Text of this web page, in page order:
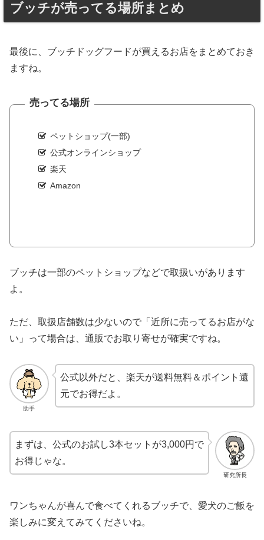
ブッチが売ってる場所まとめ
最後に、ブッチドッグフードが買えるお店をまとめておき
ますね。
売ってる場所
ペットショップ(一部)
公式オンラインショップ
楽天
Amazon
ブッチは一部のペットショップなどで取扱いがあります
よ。
ただ、取扱店舗数は少ないので「近所に売ってるお店がな
い」って場合は、通販でお取り寄せが確実ですね。
助手
公式以外だと、楽天が送料無料＆ポイント還
元でお得だよ。
研究所長
まずは、公式のお試し3本セットが3,000円で
お得じゃな。
ワンちゃんが喜んで食べてくれるブッチで、愛犬のご飯を
楽しみに変えてみてくださいね。